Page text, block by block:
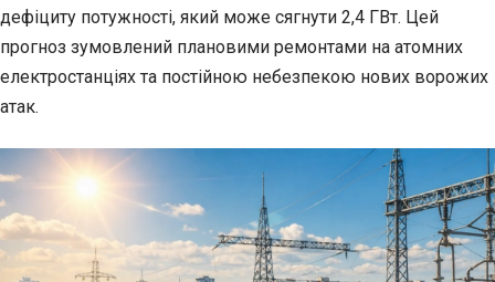
дефіциту потужності, який може сягнути 2,4 ГВт. Цей
прогноз зумовлений плановими ремонтами на атомних
електростанціях та постійною небезпекою нових ворожих
атак.